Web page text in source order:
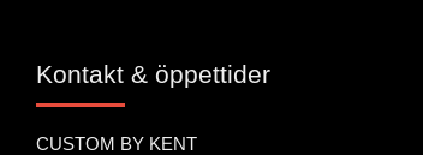
Kontakt & öppettider
CUSTOM BY KENT